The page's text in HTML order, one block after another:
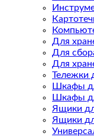
Для
Для
Для
Тележки
Шкафы
Шкафы
Ящики
Ящики